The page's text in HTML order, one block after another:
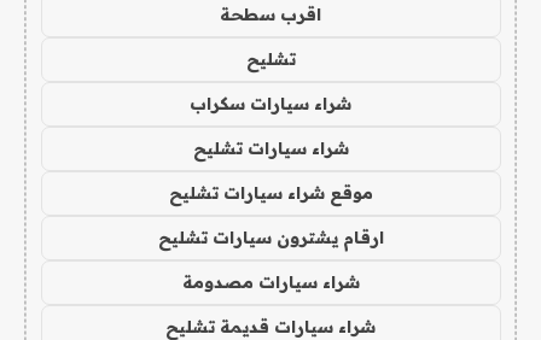
اقرب سطحة
تشليح
شراء سيارات سكراب
شراء سيارات تشليح
موقع شراء سيارات تشليح
ارقام يشترون سيارات تشليح
شراء سيارات مصدومة
شراء سيارات قديمة تشليح